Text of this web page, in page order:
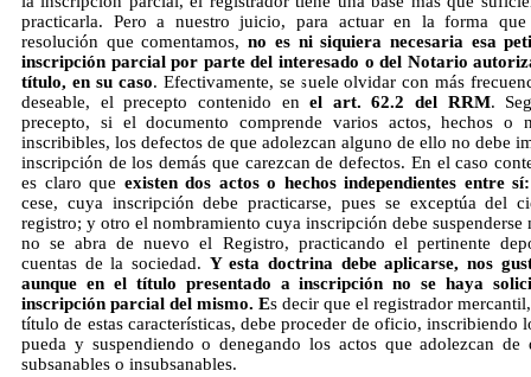
practicarla. Pero a nuestro juicio, para actuar en la forma
resolución que comentamos,no es ni siquiera necesaria esa
inscripción parcial por parte del interesado o del Notario
título, en su caso. Efectivamente, se suele olvidar con más
deseable, el precepto contenido enel art. 62.2 del RRM.
precepto, si el documento comprende varios actos, hechos o
inscribibles, los defectos de que adolezcan alguno de ello no debe
inscripción de los demás que carezcan de defectos. En el caso
es claro que existen dos actos o hechos independientes entre sí:
cese, cuya inscripción debe practicarse, pues se exceptúa del
registro; y otro el nombramiento cuya inscripción debe suspenderse
no se abra de nuevo el Registro, practicando el pertinente
cuentas de la sociedad. Y esta doctrina debe aplicarse, nos
aunque en el título presentado a inscripción no se haya
inscripción parcial del mismo. Es decir que el registrador
título de estas características, debe proceder de oficio, inscribiendo
pueda y suspendiendo o denegando los actos que adolezcan de
subsanables o insubsanables.